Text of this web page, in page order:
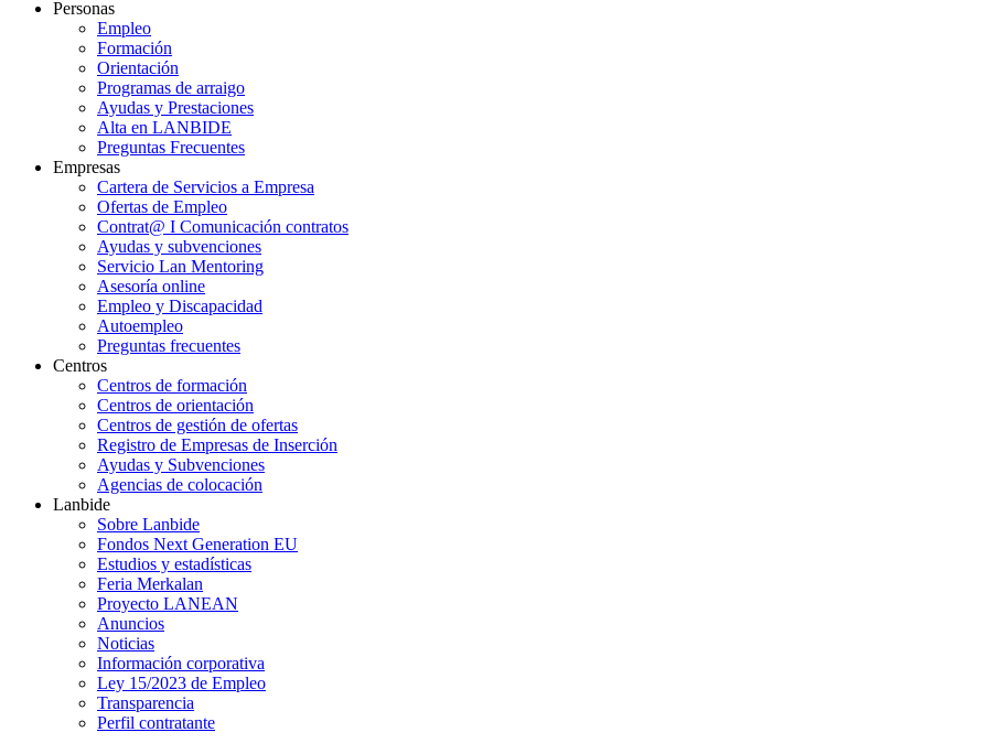
Personas
Empleo
Formación
Orientación
Programas de arraigo
Ayudas y Prestaciones
Alta en LANBIDE
Preguntas Frecuentes
Empresas
Cartera de Servicios a Empresa
Ofertas de Empleo
Contrat@ I Comunicación contratos
Ayudas y subvenciones
Servicio Lan Mentoring
Asesoría online
Empleo y Discapacidad
Autoempleo
Preguntas frecuentes
Centros
Centros de formación
Centros de orientación
Centros de gestión de ofertas
Registro de Empresas de Inserción
Ayudas y Subvenciones
Agencias de colocación
Lanbide
Sobre Lanbide
Fondos Next Generation EU
Estudios y estadísticas
Feria Merkalan
Proyecto LANEAN
Anuncios
Noticias
Información corporativa
Ley 15/2023 de Empleo
Transparencia
Perfil contratante